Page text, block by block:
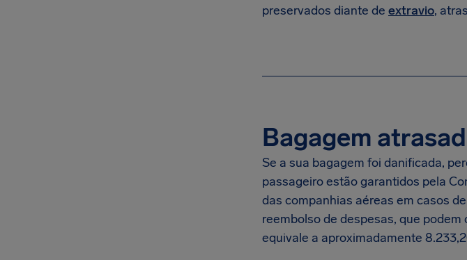
preservados diante de extravio,
Bagagem
Se a sua bagagem foi danificada,
passageiro estão garantidos pela
das companhias aéreas em casos
reembolso de despesas, que podem
equivale a aproximadamente